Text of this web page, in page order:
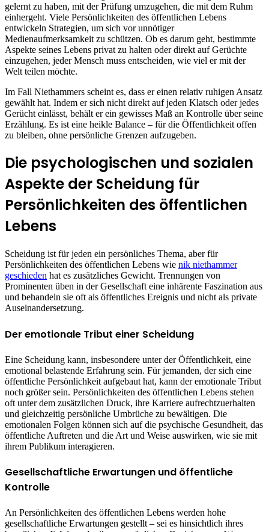
gelernt zu haben, mit der Prüfung umzugehen, die mit dem Ruhm
einhergeht. Viele Persönlichkeiten des öffentlichen Lebens
entwickeln Strategien, um sich vor unnötiger
Medienaufmerksamkeit zu schützen. Ob es darum geht, bestimmte
Aspekte seines Lebens privat zu halten oder direkt auf Gerüchte
einzugehen, jeder Mensch muss entscheiden, wie viel er mit der
Welt teilen möchte.
Im Fall Niethammers scheint es, dass er einen relativ ruhigen Ansatz
gewählt hat. Indem er sich nicht direkt auf jeden Klatsch oder jedes
Gerücht einlässt, behält er ein gewisses Maß an Kontrolle über seine
Erzählung. Es ist eine heikle Balance – für die Öffentlichkeit offen
zu bleiben, ohne persönliche Grenzen aufzugeben.
Die psychologischen und sozialen
Aspekte der Scheidung für
Persönlichkeiten des öffentlichen
Lebens
Scheidung ist für jeden ein persönliches Thema, aber für
Persönlichkeiten des öffentlichen Lebens wie nik niethammer
geschieden hat es zusätzliches Gewicht. Trennungen von
Prominenten üben in der Gesellschaft eine inhärente Faszination aus
und behandeln sie oft als öffentliches Ereignis und nicht als private
Auseinandersetzung.
Der emotionale Tribut einer Scheidung
Eine Scheidung kann, insbesondere unter der Öffentlichkeit, eine
emotional belastende Erfahrung sein. Für jemanden, der sich eine
öffentliche Persönlichkeit aufgebaut hat, kann der emotionale Tribut
noch größer sein. Persönlichkeiten des öffentlichen Lebens stehen
oft unter dem zusätzlichen Druck, ihre Karriere aufrechtzuerhalten
und gleichzeitig persönliche Umbrüche zu bewältigen. Die
emotionalen Folgen können sich auf die psychische Gesundheit, das
öffentliche Auftreten und die Art und Weise auswirken, wie sie mit
ihrem Publikum interagieren.
Gesellschaftliche Erwartungen und öffentliche
Kontrolle
An Persönlichkeiten des öffentlichen Lebens werden hohe
gesellschaftliche Erwartungen gestellt – sei es hinsichtlich ihres